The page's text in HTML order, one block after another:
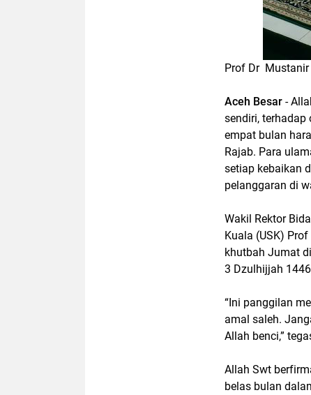
Prof Dr Mustanir
Aceh Besar -
sendiri,
empat bulan
Rajab. Para
setiap kebaikan
pelanggaran di
Wakil Rektor
Kuala (USK)
khutbah Jumat
3 Dzulhijjah
“Ini panggilan
amal saleh.
Allah benci,”
Allah Swt
belas bulan